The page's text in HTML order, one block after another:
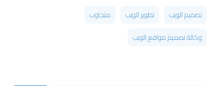
تصميم الويب تطوير الويب
متجاوب
وكالة تصميم مواقع الويب